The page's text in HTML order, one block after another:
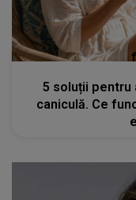
5 soluții pentru
caniculă. Ce